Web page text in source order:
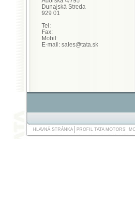
Dunajská Streda
929 01
Tel:
Fax:
Mobil:
E-mail: sales@tata.sk
HLAVNÁ STRÁNKA PROFIL TATA MOTORS